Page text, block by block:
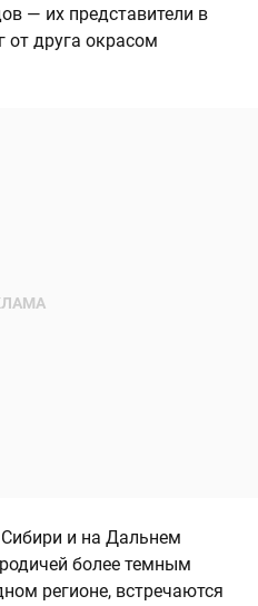
— их представители в
от друга окрасом
и на Дальнем
более темным
регионе, встречаются